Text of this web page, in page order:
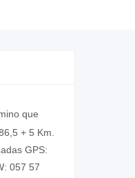
que
+ 5 Km.
GPS:
057 57